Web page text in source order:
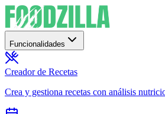
Funcionalidades
Creador de Recetas
Crea y gestiona recetas con análisis